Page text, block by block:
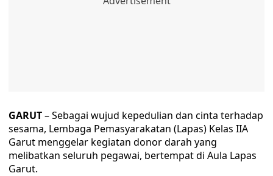
GARUT– Sebagai wujud kepedulian dan cinta terhadap
sesama, Lembaga Pemasyarakatan (Lapas) Kelas IIA
Garut menggelar kegiatan donor darah yang
melibatkan seluruh pegawai, bertempat di Aula Lapas
Garut.